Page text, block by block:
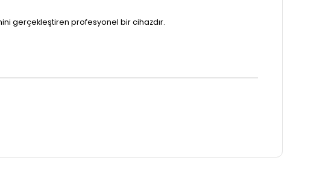
gerçekleştiren profesyonel bir cihazdır.